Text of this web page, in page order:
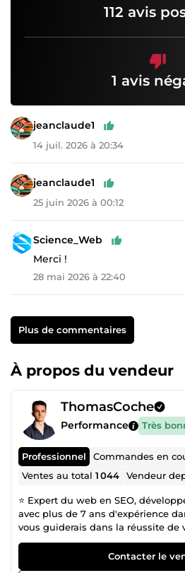
112 avis
1 avis
jeanclaude1
14 juil. 2026 à 20:34
jeanclaude1
25 juin 2026 à 00:12
Science_Web
Merci !
28 mai 2026 à 22:40
Plus de commentaires
À propos du vendeur
ThomasCoche
Performance Très
Professionnel Commandes en
Ventes au total1 044 Vendeur
⭐ Expert du web en SEO,
avec plus de 7 ans d'expérience
vous guiderais dans la réussite de
travaillé pour de multiples
que salarié puis en tant que
mes services avec un
Contacter le